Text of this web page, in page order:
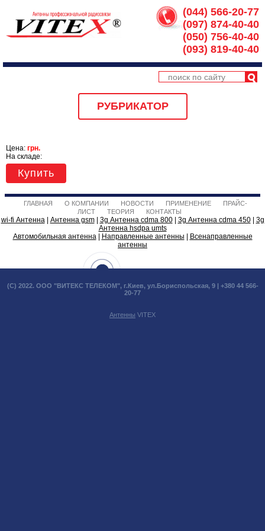
(044) 566-20-77
(097) 874-40-40
(050) 756-40-40
(093) 819-40-40
РУБРИКАТОР
Цена: грн.
На складе:
Купить
ГЛАВНАЯ О КОМПАНИИ НОВОСТИ ПРИМЕНЕНИЕ
ПРАЙС-
ЛИСТ
ТЕОРИЯ КОНТАКТЫ
wi-fi Антенна| Антенна gsm| 3g Антенна cdma 800| 3g Антенна cdma 450| 3g
Антенна hsdpa umts
Автомобильная антенна| Направленные антенны
Всенаправленные
антенны
(С) 2022. ООО "ВИТЕКС ТЕЛЕКОМ", г.Киев, ул.Бориспольская, 9 | +380 44 566-
20-77
Антенны VITEX